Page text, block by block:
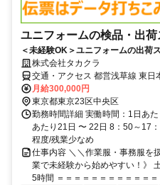
ユニフォームの検品・出荷
＜未経験OK＞ユニフォームの出荷
株式会社タカクラ
交通・アクセス 都営浅草線 東日
月給300,000円
東京都東京23区中央区
勤務時間詳細 実働時間：1日あ
あたり21日 〜 22日 8：50～17
程度/残業少なめ
仕事内容 ＼＼作業服・事務服を
業で未経験から始めやすい！》
5時間 ＝＝＝＝＝＝＝＝＝＝＝